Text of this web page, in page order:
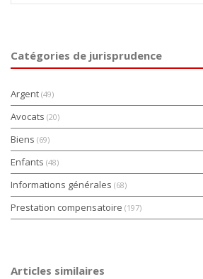
Catégories de jurisprudence
Argent (49)
Avocats (20)
Biens (69)
Enfants (48)
Informations générales (68)
Prestation compensatoire (197)
Articles similaires